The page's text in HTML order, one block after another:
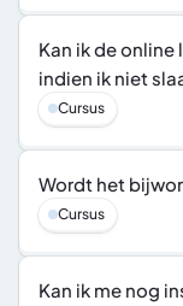
Kan ik de
indien ik niet
Cursus
Wordt het
Cursus
Kan ik me nog